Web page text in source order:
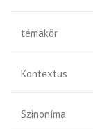
témakör
Kontextus
Szinoníma